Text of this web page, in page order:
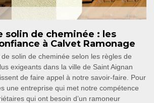
solin de cheminée : les
à Calvet Ramonage
solin de cheminée selon les règles de
exigeants dans la ville de Saint Aignan
de faire appel à notre savoir-faire. Pour
une entreprise qui met notre compétence
qui ont besoin d’un ramoneur